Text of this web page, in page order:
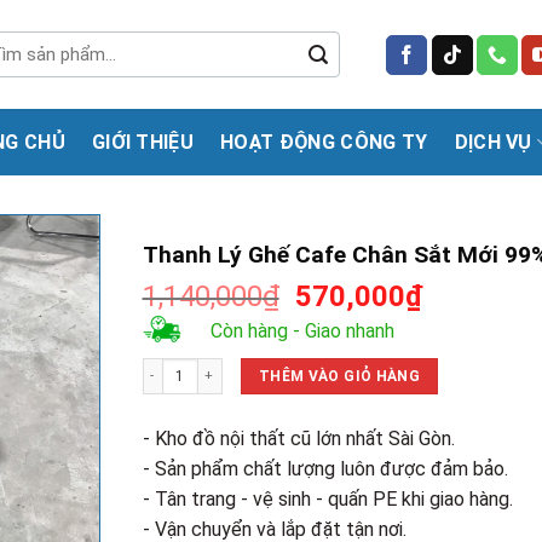
CHỦ GIỚI THIỆU HOẠT ĐỘNG CÔNG TY DỊCH VỤ
Thanh Lý Ghế Cafe Chân Sắt Mới
1,140,000₫ Giá
gốc
là:
1,140,000₫.
570,000₫Giá
tại
Còn hàng - Giao nhanh
Thanh Lý Ghế Cafe Chân Sắt Mới 99% số lượng
THÊM VÀO GIỎ HÀNG
- Kho đồ nội thất cũ lớn nhất Sài Gòn.
- Sản phẩm chất lượng luôn được đảm bảo.
- Tân trang - vệ sinh - quấn PE khi giao hàng.
- Vận chuyển và lắp đặt tận nơi.